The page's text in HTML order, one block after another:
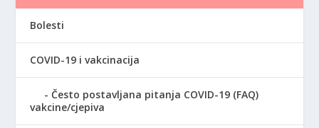
Bolesti
COVID-19 i vakcinacija
Često postavljana pitanja COVID-19 (FAQ)
vakcine/cjepiva